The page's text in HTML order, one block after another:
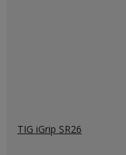
TIG iGrip SR26